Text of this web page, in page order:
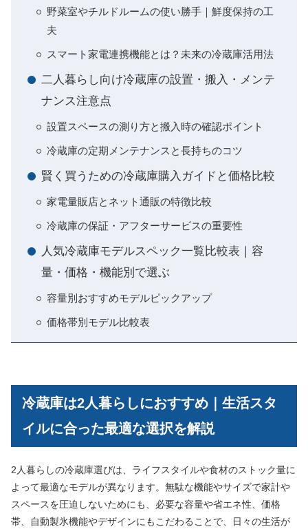
野菜室やチルドルームの使い勝手｜鮮度保持の工
夫
スマート家電連携機能とは？未来の冷蔵庫活用法
二人暮らし向け冷蔵庫の設置・搬入・メンテ
ナンス注意点
設置スペースの測り方と搬入時の確認ポイント
冷蔵庫の定期メンテナンスと長持ちのコツ
賢く買うための冷蔵庫購入ガイドと価格比較
家電量販店とネット通販の特徴比較
冷蔵庫の保証・アフターサービスの重要性
人気冷蔵庫モデルスペック一覧比較表｜容
量・価格・機能別で選ぶ
容量別おすすめモデルピックアップ
価格帯別モデル比較表
冷蔵庫は2人暮らしにおすすめ｜生活スタ
イルに合った最適な選択を解説
2人暮らしの冷蔵庫選びは、ライフスタイルや食材のストック量に
よって最適なモデルが異なります。無駄な機能やサイズで家計や
スペースを圧迫しないためにも、必要な容量や省エネ性、価格
帯、自動製氷機能やデザインにもこだわることで、日々の生活が